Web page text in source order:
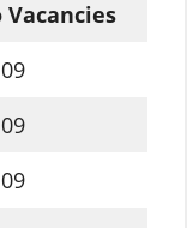
09
09
09